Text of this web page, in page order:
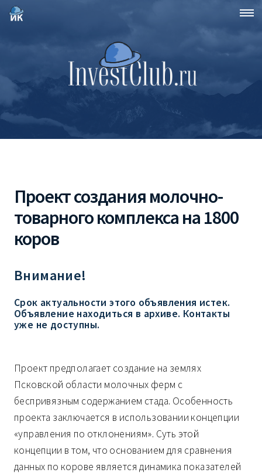
Проект создания молочно-
товарного комплекса на 1800
коров
Внимание!
Срок актуальности этого объявления истек.
Объявление находиться в архиве. Контакты
уже не доступны.
Проект предполагает создание на землях
Псковской области молочных ферм с
беспривязным содержанием стада. Особенность
проекта заключается в использовании концепции
«управления по отклонениям». Суть этой
концепции в том, что основанием для сравнения
данных по корове является динамика показателей